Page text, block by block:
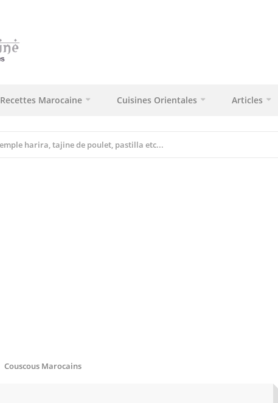
Recettes Marocaine Cuisines Orientales Articles
Couscous Marocains